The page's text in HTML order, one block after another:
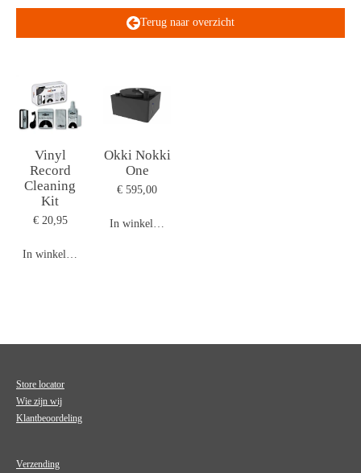
Terug naar overzicht
Vinyl
Record
Cleaning
Kit
€ 20,95
In winkelwagen
Okki Nokki
One
€ 595,00
In winkelwagen
Store locator
Wie zijn wij
Klantbeoordeling
Verzending